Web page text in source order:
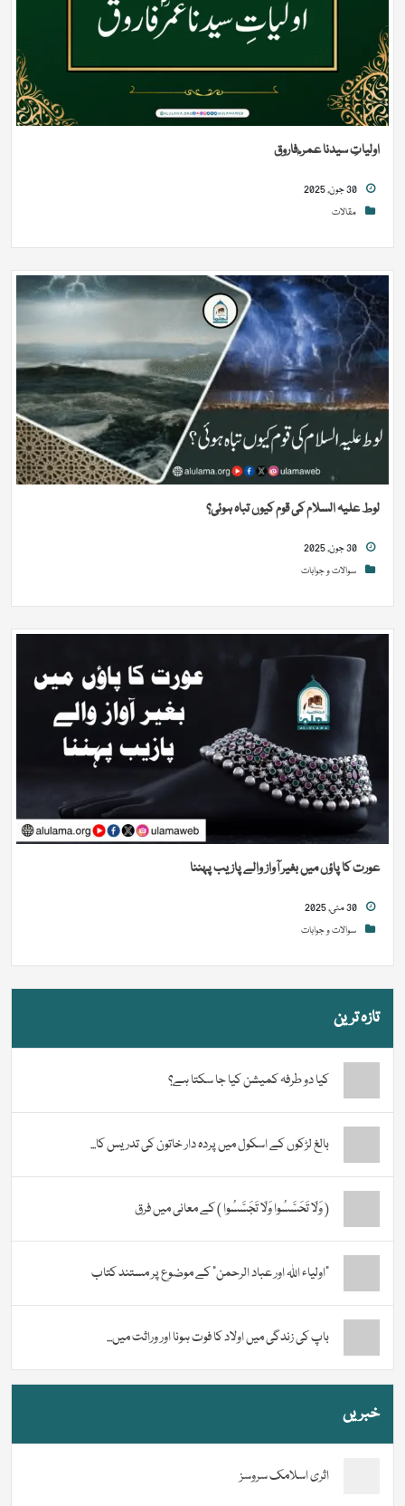
⁩اولیاتِ سیدنا عمر ؓ فاروق
مقالات
لوط علیہ السلام کی قوم کیوں تباہ ہوئی؟
سوالات و جوابات
عورت کا پاؤں میں بغیر آواز والے پازیب پہننا
سوالات و جوابات
تازہ ترین
کیا دو طرفہ کمیشن کیا جا سکتا ہے؟
بالغ لڑکوں کے اسکول میں پردہ دار خاتون کی تدریس کا...
( وَلَا تَحَسَّسُوا وَلَا تَجَسَّسُوا ) کے معانی میں فرق
“اولیاء اللہ اور عباد الرحمن” کے موضوع پر مستند کتاب
باپ کی زندگی میں اولاد کا فوت ہونا اور وراثت میں...
خبریں
اثری اسلامک سروسز